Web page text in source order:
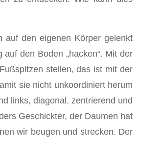
auf den eigenen Körper gelenkt
den Boden „hacken“. Mit der
stellen, das ist mit der
sie nicht unkoordiniert herum
links, diagonal, zentrierend und
Geschickter, der Daumen hat
wir beugen und strecken. Der